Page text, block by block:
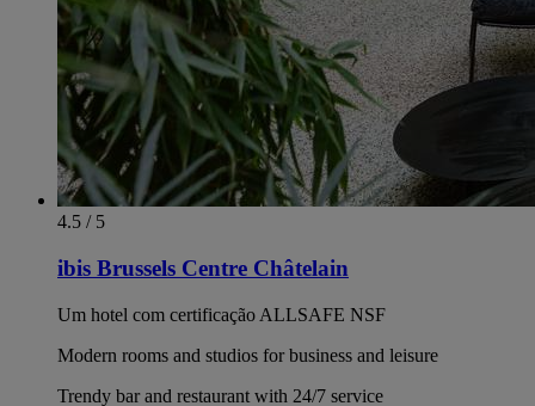
4.5 / 5
ibis Brussels Centre Châtelain
Um hotel com certificação ALLSAFE NSF
Modern rooms and studios for business and leisure
Trendy bar and restaurant with 24/7 service